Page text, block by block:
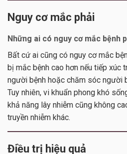
Nguy cơ mắc phải
Những ai có nguy cơ mắc bệnh
Bất cứ ai cũng có nguy cơ mắc
bị mắc bệnh cao hơn nếu tiếp xúc
người bệnh hoặc chăm sóc người
Tuy nhiên, vi khuẩn phong khó
khả năng lây nhiễm cũng không
truyền nhiễm khác.
Điều trị hiệu quả